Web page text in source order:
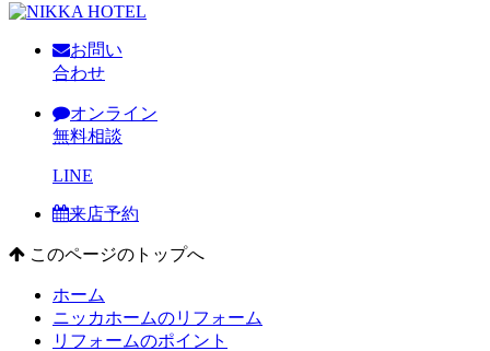
お問い
合わせ
オンライン
無料相談
LINE
来店予約
このページのトップへ
ホーム
ニッカホームのリフォーム
リフォームのポイント